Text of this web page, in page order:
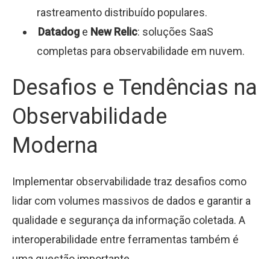
rastreamento distribuído populares.
Datadog e New Relic: soluções SaaS
completas para observabilidade em nuvem.
Desafios e Tendências na
Observabilidade
Moderna
Implementar observabilidade traz desafios como
lidar com volumes massivos de dados e garantir a
qualidade e segurança da informação coletada. A
interoperabilidade entre ferramentas também é